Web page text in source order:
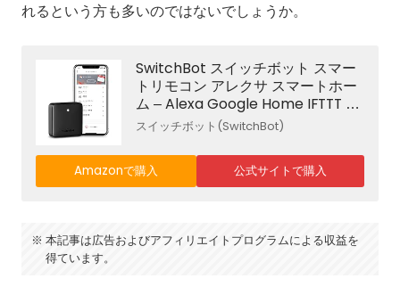
れるという方も多いのではないでしょうか。
SwitchBot スイッチボット スマー
トリモコン アレクサ スマートホー
ム – Alexa Google Home IFTTT イ
フト Siri SmartThings LINE Clova
スイッチボット(SwitchBot)
Amazonで購入 公式サイトで購入
本記事は広告およびアフィリエイトプログラムによる収益を
得ています。